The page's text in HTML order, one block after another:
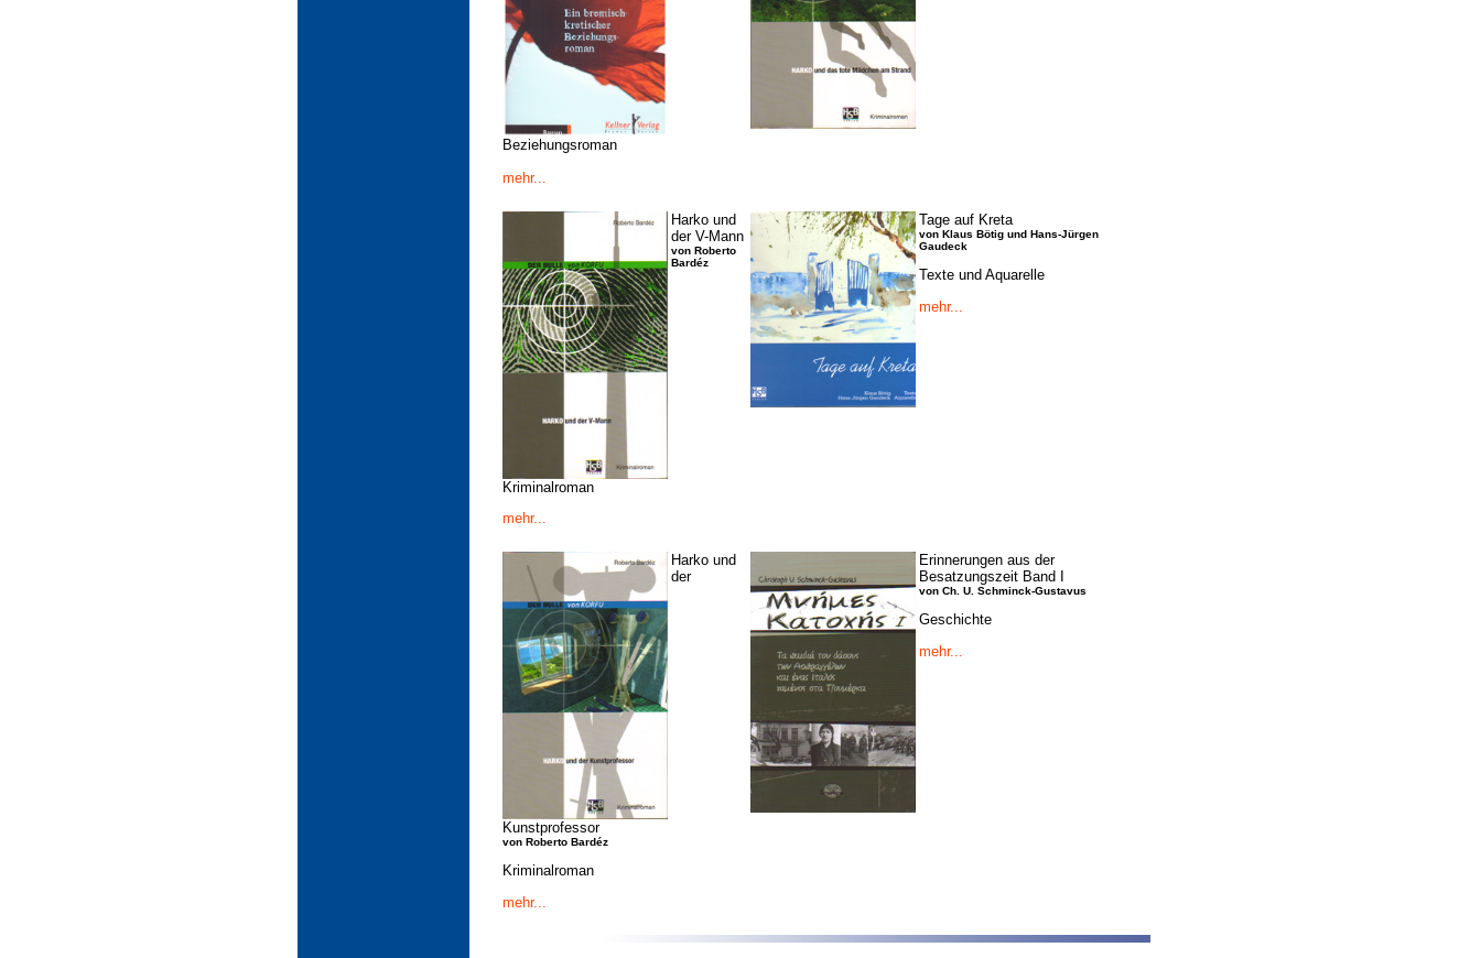
Beziehungsroman
mehr...
Harko und
der V-Mann
von Roberto
Bardéz
Kriminalroman
mehr...
Tage auf Kreta
von Klaus Bötig und Hans-Jürgen
Gaudeck
Texte und Aquarelle
mehr...
Harko und
der
Kunstprofessor
von Roberto Bardéz
Kriminalroman
mehr...
Erinnerungen aus der
Besatzungszeit Band I
von Ch. U. Schminck-Gustavus
Geschichte
mehr...